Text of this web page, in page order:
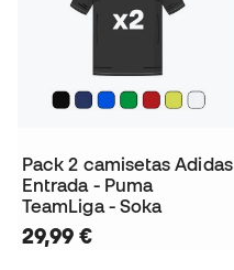
Pack 2 camisetas Adidas
Entrada - Puma
TeamLiga - Soka
29,99 €